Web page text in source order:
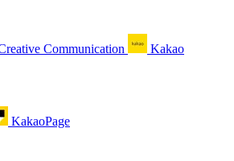
Communication Kakao
KakaoPage